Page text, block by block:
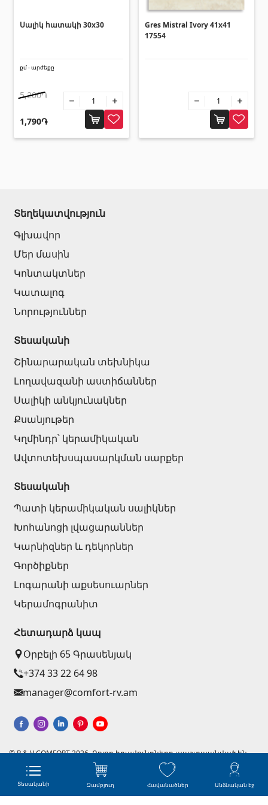
Տեսականի Զամբյուղ Հավանածներ Անձնական էջ
Շինարարական նրբատախտակ (ֆաներա)
(4)
(13)
Սալիկ հատակի 30x30
քմ - արժեքը
5,200֏
1,790֏
Gres Mistral Ivory 41x41
17554
Տեղեկատվություն
Գլխավոր
Մեր մասին
Կոնտակտներ
Կատալոգ
Նորություններ
Տեսականի
Շինարարական տեխնիկա
Լողավազանի աստիճաններ
Սալիկի անկյունակներ
Քսանյութեր
Կղմինդր՝ կերամիկական
Ավտոտեխսպասարկման սարքեր
Տեսականի
Պատի կերամիկական սալիկներ
Խոհանոցի լվացարաններ
Կարնիզներ և դեկորներ
Գործիքներ
Լոգարանի աքսեսուարներ
Կերամոգրանիտ
Հետադարձ կապ
Օրբելի 65 Գրասենյակ
+374 33 22 64 98
manager@comfort-rv.am
© R & V COMFORT 2026. Բոլոր իրավունքները պաշտպանված են
Կայքերի պատրաստում - Աստուդիո
Ինտերնետ խանութների ստեղծում զրոյից